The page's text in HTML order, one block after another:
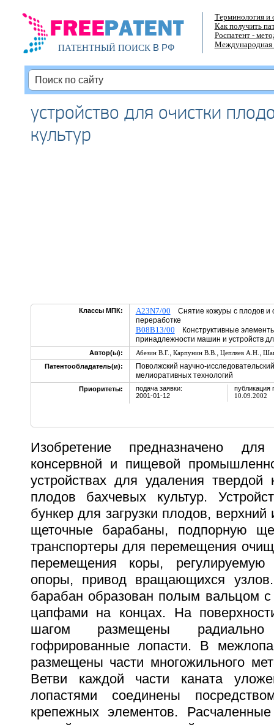
ПАТЕНТНЫЙ ПОИСКВ РФ
Терминология и
Как получить
Роспатент -
Международная
устройство для очистки
культур
Классы МПК: A23N7/00 Снятие кожуры с плодов и
переработке
B08B13/00 Конструктивные
принадлежности машин и устройств
Автор(ы): Абезин В.Г. , Карпунин В.В. , Цепляев А.Н. ,
Патентообладатель(и):
Поволжский научно-
мелиоративных технологий
Приоритеты:
подача заявки:
2001-01-12
публикация
10.09.2002
Изобретение предназначено
консервной и пищевой
устройствах для удаления твердой
плодов бахчевых культур.
бункер для загрузки плодов,
щеточные барабаны, подпорную
транспортеры для перемещения
перемещения коры,
опоры, привод вращающихся
барабан образован полым вальцом
цапфами на концах. На
шагом размещены радиально
гофрированные лопасти. В
размещены части многожильного
Ветви каждой части каната
лопастями соединены
крепежных элементов.